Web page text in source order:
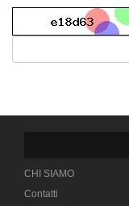
CHI SIAMO
Contatti